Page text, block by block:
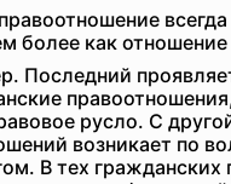
более как
Последний
русло. С
возникает по
В тех